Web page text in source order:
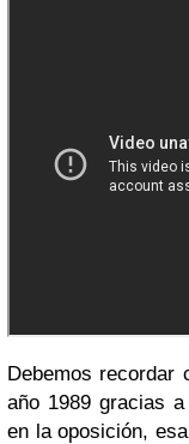
Debemos recordar
año 1989 gracias
en la oposición,